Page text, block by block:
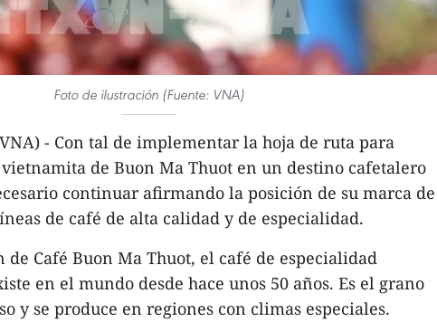
Foto de ilustración (Fuente: VNA)
- Con tal de implementar la hoja de ruta para
de Buon Ma Thuot en un destino cafetalero
continuar afirmando la posición de su marca de
de café de alta calidad y de especialidad.
de Café Buon Ma Thuot, el café de especialidad
en el mundo desde hace unos 50 años. Es el grano
y se produce en regiones con climas especiales.